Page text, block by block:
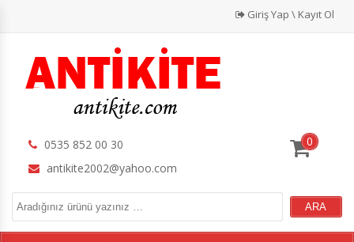
Giriş Yap \ Kayıt Ol
0535 852 00 30
antikite2002@yahoo.com
0